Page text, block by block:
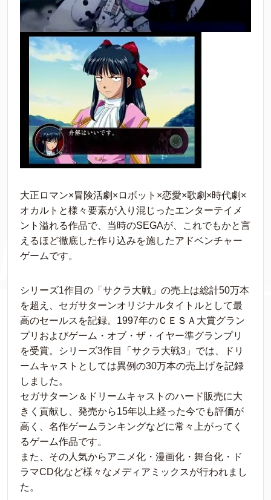
大正ロマン×冒険活劇×ロボット×恋愛×歌劇×時代劇×
オカルトと様々要素が入り混じったエンターテイメ
ント溢れる作品で、当時のSEGAが、これでもかと言
えるほど徹底した作り込みを施したアドベンチャー
ゲームです。
シリーズ1作目の「サクラ大戦」の売上は総計50万本
を超え、セガサターンオリジナルタイトルとして最
高のセールスを記録。1997年のＣＥＳＡ大賞グラン
プリおよびゲーム・オブ・ザ・イヤー準グランプリ
を受賞。シリーズ3作目「サクラ大戦3」では、ドリ
ームキャストとしては異例の30万本の売上げを記録
しました。
セガサターン＆ドリームキャストのハード販売に大
きく貢献し、発売から15年以上経った今でも評価が
高く、名作ゲームランキングなどに常々上がってく
るゲーム作品です。
また、その人気からアニメ化・漫画化・舞台化・ド
ラマCD化など様々なメディアミックスが行われまし
た。